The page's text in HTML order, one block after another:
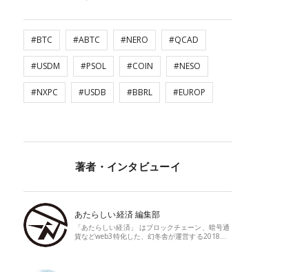
#BTC #ABTC #NERO #QCAD
#USDM #PSOL #COIN #NESO
#NXPC #USDB #BBRL #EUROP
著者・インタビューイ
あたらしい経済 編集部
「あたらしい経済」 はブロックチェーン、暗号通
貨などweb3特化した、幻冬舎が運営する2018…